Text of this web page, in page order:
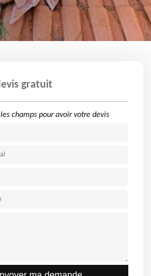
gratuit
champs pour avoir votre devis